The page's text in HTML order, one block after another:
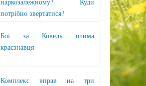
потрібно звертатися?
Бої за Ковель очима
краєзнавця
Комплекс вправ на три